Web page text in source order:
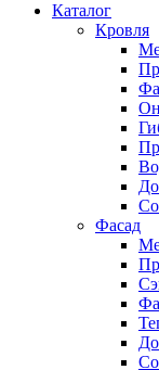
Каталог
Кровля
Фасад